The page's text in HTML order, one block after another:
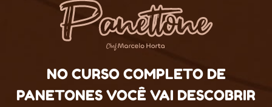
NO CURSO COMPLETO DE
PANETONES VOCÊ VAI DESCOBRIR